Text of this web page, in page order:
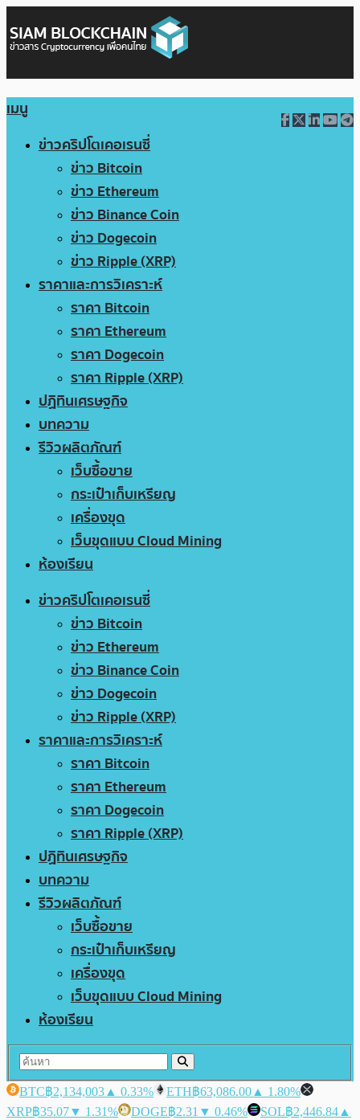
เมนู
ข่าวคริปโตเคอเรนซี่
ข่าว Bitcoin
ข่าว Ethereum
ข่าว Binance Coin
ข่าว Dogecoin
ข่าว Ripple (XRP)
ราคาและการวิเคราะห์
ราคา Bitcoin
ราคา Ethereum
ราคา Dogecoin
ราคา Ripple (XRP)
ปฏิทินเศรษฐกิจ
บทความ
รีวิวผลิตภัณฑ์
เว็บซื้อขาย
กระเป๋าเก็บเหรียญ
เครื่องขุด
เว็บขุดแบบ Cloud Mining
ห้องเรียน
ข่าวคริปโตเคอเรนซี่
ข่าว Bitcoin
ข่าว Ethereum
ข่าว Binance Coin
ข่าว Dogecoin
ข่าว Ripple (XRP)
ราคาและการวิเคราะห์
ราคา Bitcoin
ราคา Ethereum
ราคา Dogecoin
ราคา Ripple (XRP)
ปฏิทินเศรษฐกิจ
บทความ
รีวิวผลิตภัณฑ์
เว็บซื้อขาย
กระเป๋าเก็บเหรียญ
เครื่องขุด
เว็บขุดแบบ Cloud Mining
ห้องเรียน
BTC฿2,134,003 ▲ 0.33% ETH฿63,086.00 ▲ 1.80%
XRP฿35.07▼ 1.31% DOGE฿2.31 ▼ 0.46% SOL฿2,446.84 ▲